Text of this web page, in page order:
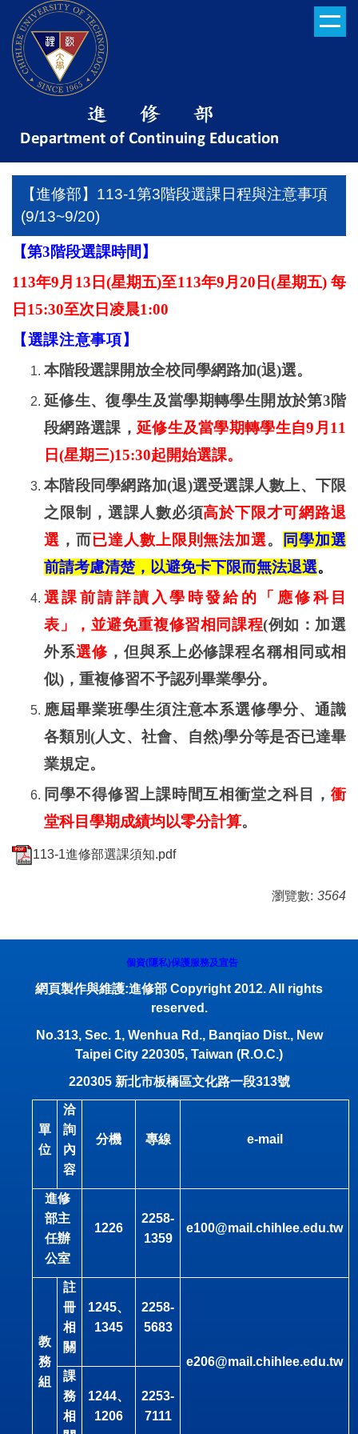
到
主
要
【進修部】113-1第3階段選課日程與注意事項
(9/13~9/20)
【第3階段選課時間】
113年9月 13 日(星期五)至113年9月20 日(星期五)每
日 15:30至次日凌晨1:00
【選課注意事項】
本階段選課開放全校同學網路加(退)選。
延修生、復學生及當學期轉學生開放於第3階
段網路選課， 延修生及當學期轉學生自9 月 11
日(星期三)15:30起開始選課。
本階段同學網路加(退)選受選課人數上、下限
之限制，選課人數必須高於下限才可網路退
選 ，而已達人數上限則無法加選。
同學加選
前請考慮清楚，以避免卡下限而無法退選。
選課前請詳讀入學時發給的「應修科目
表」，並避免重複修習相同課程(例如：加選
外系選修 ，但與系上必修課程名稱相同或相
似) ，重複修習不予認列畢業學分。
應屆畢業班學生須注意本系選修學分、通識
各類別(人文、社會、自然)學分等是否已達畢
業規定。
同學不得修習上課時間互相衝堂之科目， 衝
堂科目學期成績均以零分計算。
113-1進修部選課須知.pdf
瀏覽數: 3564
個資(隱私)保護服務及宣告
網頁製作與維護:進修部 Copyright 2012. All rights
reserved.
No.313, Sec. 1, Wenhua Rd., Banqiao Dist., New
Taipei City 220305, Taiwan (R.O.C.)
220305 新北市板橋區文化路一段313號
單
位
洽
詢
內
容
分機 專線 e-mail
進修
部主
任辦
公室
1226
2258-
1359
e100@mail.chihlee.edu.tw
教
務
組
註
冊
相
關
1245、
1345
2258-
5683
e206@mail.chihlee.edu.tw
課
務
相
1244、
1206
2253-
7111